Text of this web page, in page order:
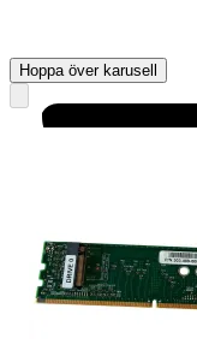
Hoppa över karusell